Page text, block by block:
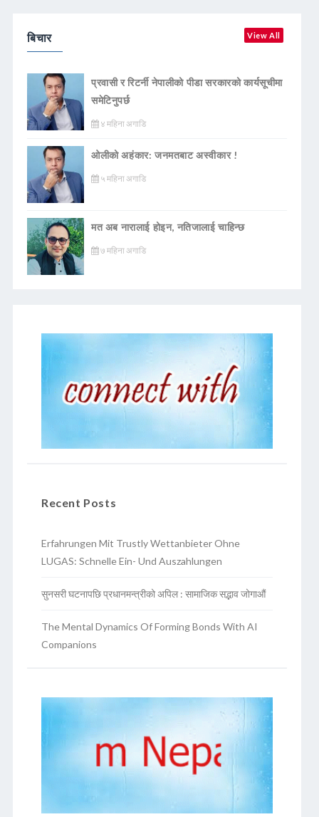
बिचार View All
प्रवासी र रिटर्नी नेपालीको पीडा सरकारको कार्यसूचीमा
समेटिनुपर्छ
४ महिना अगाडि
ओलीको अहंकार: जनमतबाट अस्वीकार !
५ महिना अगाडि
मत अब नारालाई होइन, नतिजालाई चाहिन्छ
७ महिना अगाडि
Recent Posts
Erfahrungen Mit Trustly Wettanbieter Ohne
LUGAS: Schnelle Ein- Und Auszahlungen
सुनसरी घटनापछि प्रधानमन्त्रीको अपिल : सामाजिक सद्भाव जोगाऔं
The Mental Dynamics Of Forming Bonds With AI
Companions